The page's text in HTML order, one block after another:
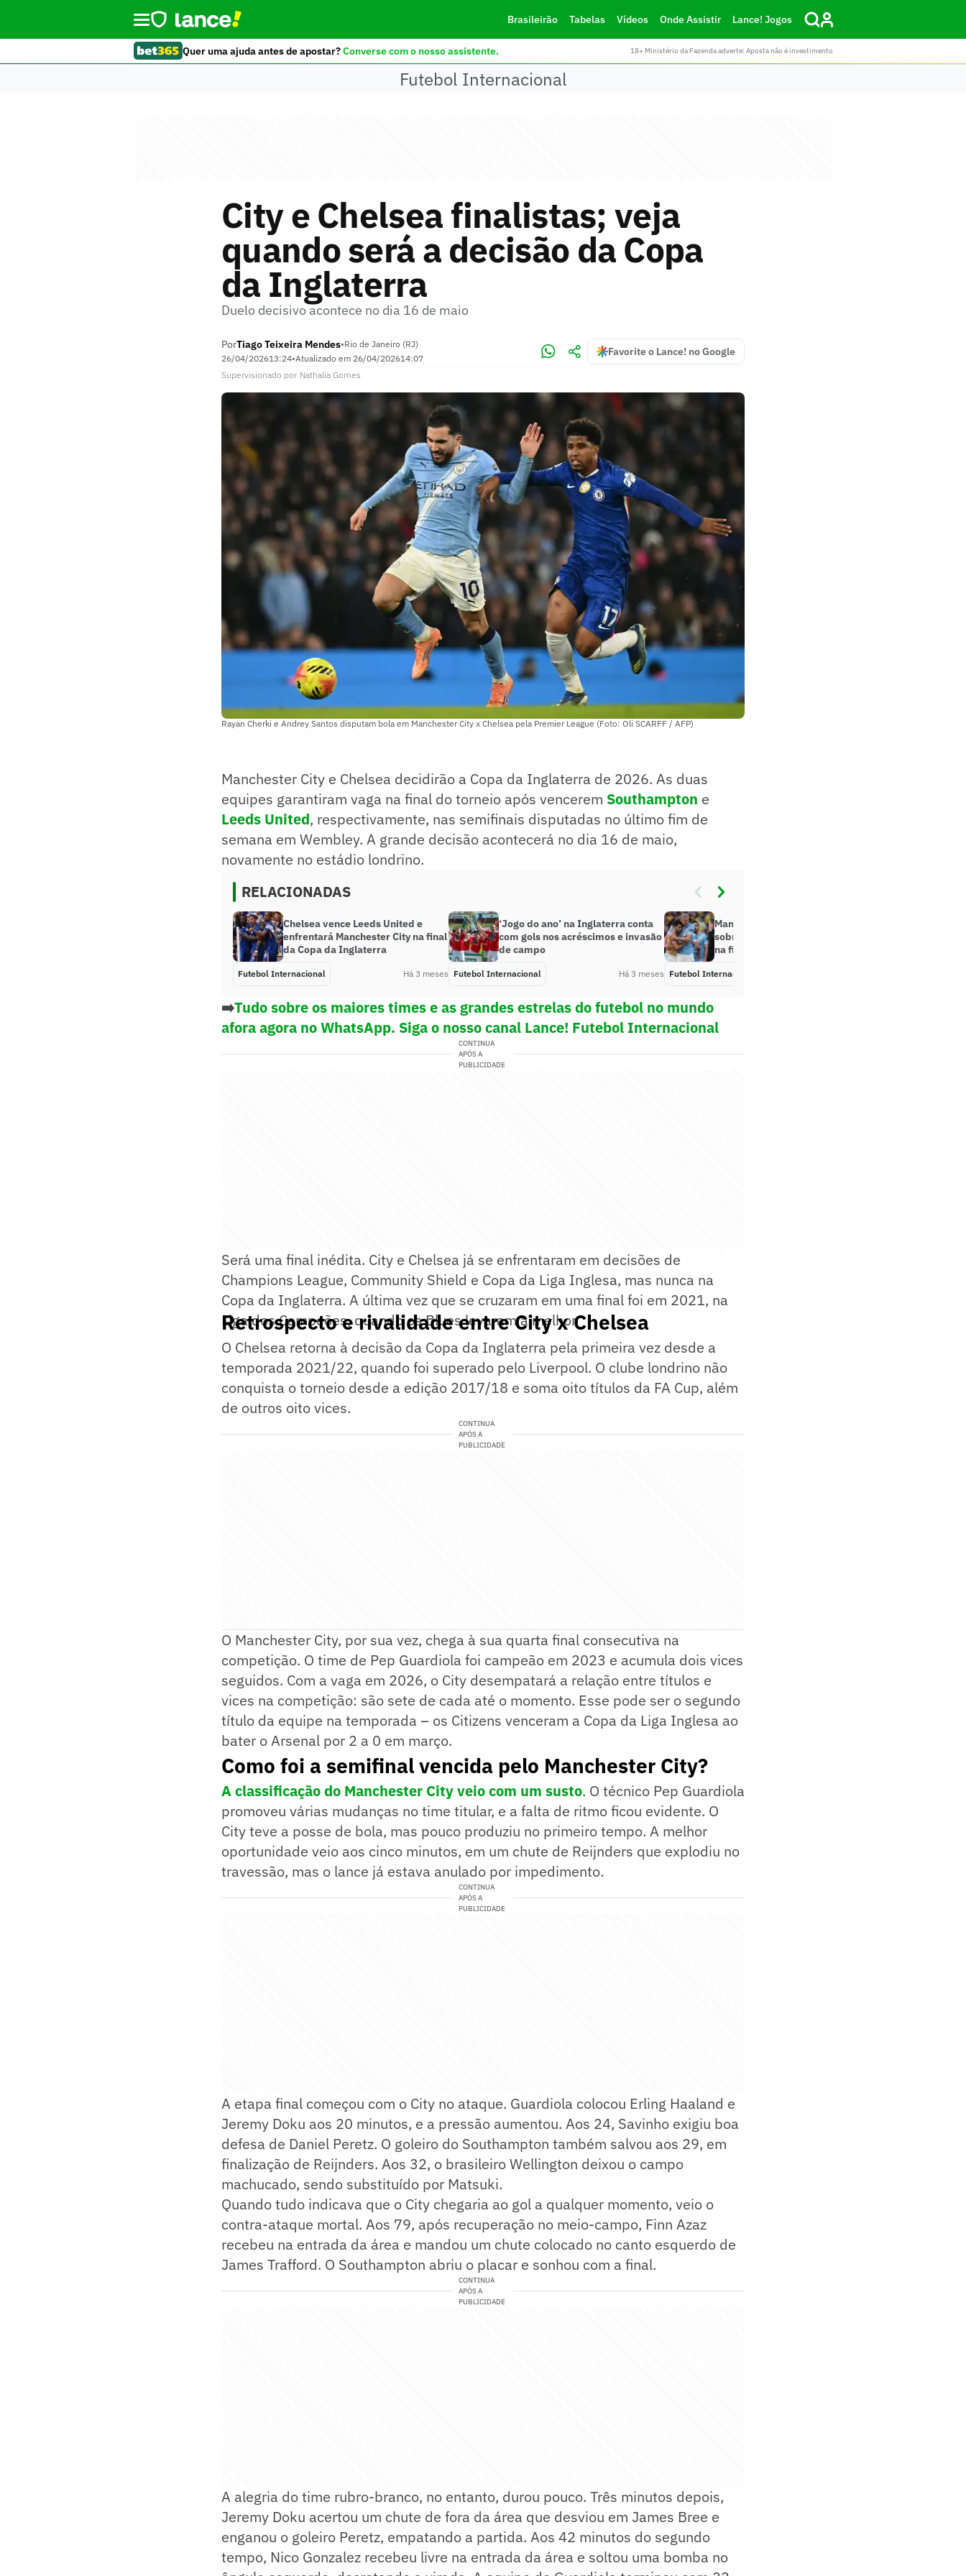
Brasileirão Tabelas Vídeos Onde Assistir Lance! Jogos
Quer uma ajuda antes de apostar?Converse com o nosso assistente. 18+ Ministério da Fazenda adverte: Aposta não é investimento
Futebol Internacional
City e Chelsea finalistas; veja
quando será a decisão da Copa
da Inglaterra
Duelo decisivo acontece no dia 16 de maio
PorTiago Teixeira Mendes•Rio de Janeiro (RJ)
26/04/202613:24•Atualizado em 26/04/202614:07
Favorite o Lance! no Google
Supervisionado por Nathalia Gomes
Rayan Cherki e Andrey Santos disputam bola em Manchester City x Chelsea pela Premier League (Foto: Oli SCARFF / AFP)
Manchester City e Chelsea decidirão a Copa da Inglaterra de 2026. As duas
equipes garantiram vaga na final do torneio após vencerem Southampton e
Leeds United, respectivamente, nas semifinais disputadas no último fim de
semana em Wembley. A grande decisão acontecerá no dia 16 de maio,
novamente no estádio londrino.
RELACIONADAS
Chelsea vence Leeds United e
enfrentará Manchester City na final
da Copa da Inglaterra
Futebol Internacional Há 3 meses
‘Jogo do ano’ na Inglaterra conta
com gols nos acréscimos e invasão
de campo
Futebol Internacional Há 3 meses
Manchester City sofre, mas vira
sobre Southampton e garante vaga
na final da Copa da Inglaterra
Futebol Internacional
➡️Tudo sobre os maiores times e as grandes estrelas do futebol no mundo
afora agora no WhatsApp. Siga o nosso canal Lance! Futebol Internacional
CONTINUA
APÓS A
PUBLICIDADE
Será uma final inédita. City e Chelsea já se enfrentaram em decisões de
Champions League, Community Shield e Copa da Liga Inglesa, mas nunca na
Copa da Inglaterra. A última vez que se cruzaram em uma final foi em 2021, na
Liga dos Campeões, quando os Blues levaram a melhor.
Retrospecto e rivalidade entre City x Chelsea
O Chelsea retorna à decisão da Copa da Inglaterra pela primeira vez desde a
temporada 2021/22, quando foi superado pelo Liverpool. O clube londrino não
conquista o torneio desde a edição 2017/18 e soma oito títulos da FA Cup, além
de outros oito vices.
CONTINUA
APÓS A
PUBLICIDADE
O Manchester City, por sua vez, chega à sua quarta final consecutiva na
competição. O time de Pep Guardiola foi campeão em 2023 e acumula dois vices
seguidos. Com a vaga em 2026, o City desempatará a relação entre títulos e
vices na competição: são sete de cada até o momento. Esse pode ser o segundo
título da equipe na temporada – os Citizens venceram a Copa da Liga Inglesa ao
bater o Arsenal por 2 a 0 em março.
Como foi a semifinal vencida pelo Manchester City?
A classificação do Manchester City veio com um susto. O técnico Pep Guardiola
promoveu várias mudanças no time titular, e a falta de ritmo ficou evidente. O
City teve a posse de bola, mas pouco produziu no primeiro tempo. A melhor
oportunidade veio aos cinco minutos, em um chute de Reijnders que explodiu no
travessão, mas o lance já estava anulado por impedimento.
CONTINUA
APÓS A
PUBLICIDADE
A etapa final começou com o City no ataque. Guardiola colocou Erling Haaland e
Jeremy Doku aos 20 minutos, e a pressão aumentou. Aos 24, Savinho exigiu boa
defesa de Daniel Peretz. O goleiro do Southampton também salvou aos 29, em
finalização de Reijnders. Aos 32, o brasileiro Wellington deixou o campo
machucado, sendo substituído por Matsuki.
Quando tudo indicava que o City chegaria ao gol a qualquer momento, veio o
contra-ataque mortal. Aos 79, após recuperação no meio-campo, Finn Azaz
recebeu na entrada da área e mandou um chute colocado no canto esquerdo de
James Trafford. O Southampton abriu o placar e sonhou com a final.
CONTINUA
APÓS A
PUBLICIDADE
A alegria do time rubro-branco, no entanto, durou pouco. Três minutos depois,
Jeremy Doku acertou um chute de fora da área que desviou em James Bree e
enganou o goleiro Peretz, empatando a partida. Aos 42 minutos do segundo
tempo, Nico Gonzalez recebeu livre na entrada da área e soltou uma bomba no